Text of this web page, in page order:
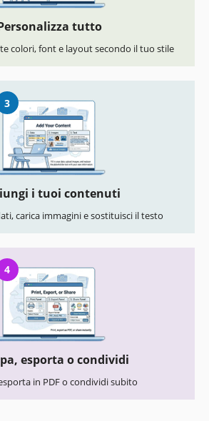
tutto
colori, font e layout secondo il tuo stile
3
i tuoi contenuti
carica immagini e sostituisci il testo
4
esporta o condividi
in PDF o condividi subito